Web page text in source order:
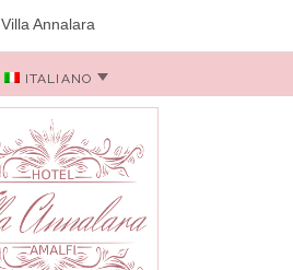
Villa Annalara
ITALIANO